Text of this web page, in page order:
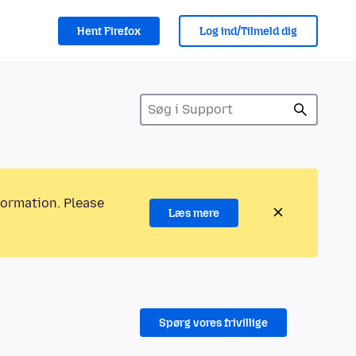
Hent Firefox Log ind/Tilmeld dig
Please
Læs mere
Spørg vores frivillige